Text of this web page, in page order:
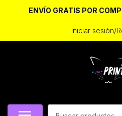
ENVÍO GRATIS POR
Iniciar sesión/